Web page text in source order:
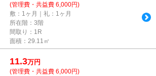
(管理費・共益費 6,000円)
敷：1ヶ月｜礼：1ヶ月
所在階：3階
間取り：1R
面積：29.11㎡
11.3万円
(管理費・共益費 6,000円)